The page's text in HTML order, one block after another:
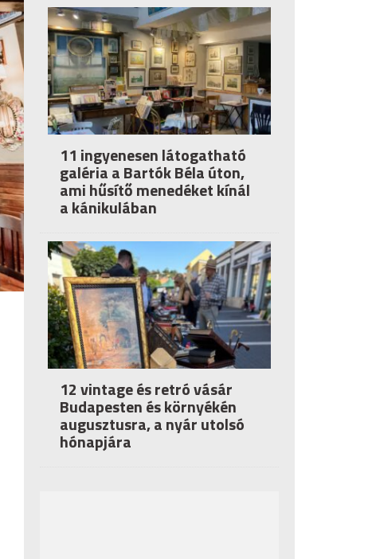
11 ingyenesen látogatható
galéria a Bartók Béla úton,
ami hűsítő menedéket kínál
a kánikulában
12 vintage és retró vásár
Budapesten és környékén
augusztusra, a nyár utolsó
hónapjára